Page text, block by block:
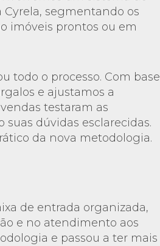
segmentando os
imóveis prontos ou em
todo o processo. Com base
e ajustamos a
testaram as
dúvidas esclarecidas.
da nova metodologia.
de entrada organizada,
e no atendimento aos
e passou a ter mais